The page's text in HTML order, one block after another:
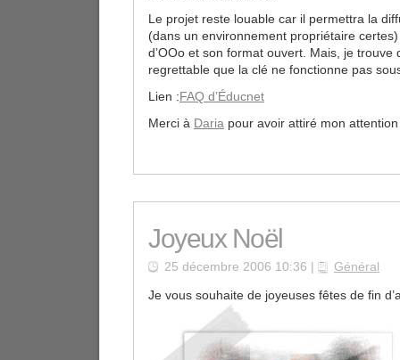
Le projet reste louable car il permettra la
(dans un environnement propriétaire
d’OOo et son format ouvert. Mais, je trouve
regrettable que la clé ne fonctionne pas
Lien :FAQ d’Éducnet
Merci à Daria pour avoir attiré mon
Joyeux Noël
25 décembre 2006 10:36 | Général
Je vous souhaite de joyeuses fêtes de fin